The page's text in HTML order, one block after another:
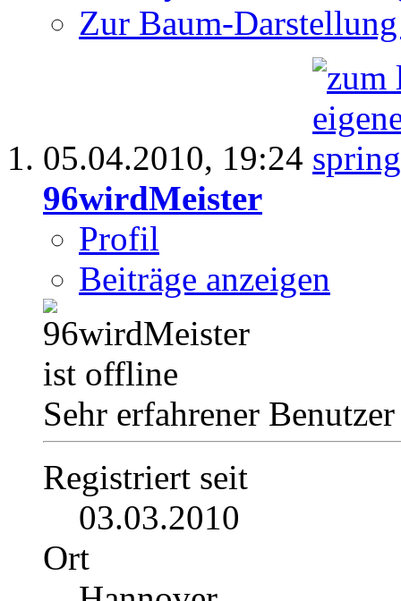
Zur Baum-
05.04.2010, 19:24
96wirdMeister
Profil
Beiträge anzeigen
Sehr erfahrener Benutzer
Registriert seit
03.03.2010
Ort